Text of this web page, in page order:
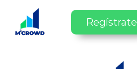
Regístrate